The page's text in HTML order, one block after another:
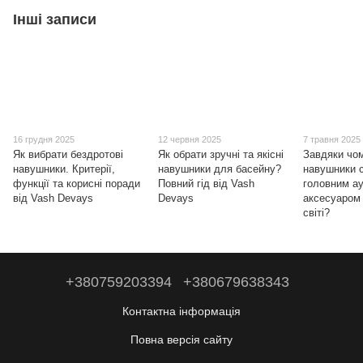
Інші записи
16 грудня 2025
Як вибрати бездротові
навушники. Критерії,
функції та корисні поради
від Vash Devays
12 червня 2025
Як обрати зручні та якісні
навушники для басейну?
Повний гід від Vash
Devays
7 травня 2025
Завдяки
навушники
головним
світі?
+380759203394 +380679638343
Контактна інформація
Повна версія сайту